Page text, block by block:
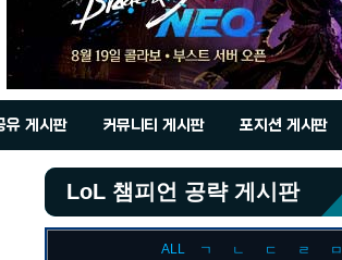
유 게시판 커뮤니티 게시판 포지션 게시판
LoL 챔피언 공략 게시판
ALL ㄱ ㄴ ㄷ ㄹ ㅁ